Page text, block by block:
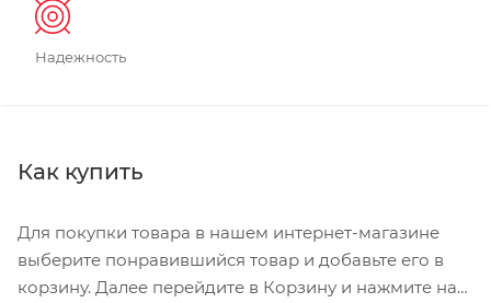
Надежность
Как купить
Для покупки товара в нашем интернет-магазине
выберите понравившийся товар и добавьте его в
корзину. Далее перейдите в Корзину и нажмите на